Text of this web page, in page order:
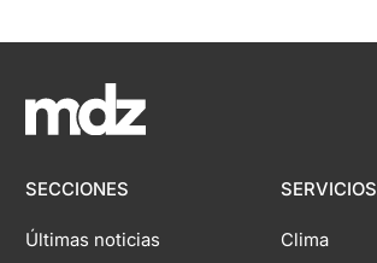
SECCIONES
Últimas noticias
SERVICIOS
Clima